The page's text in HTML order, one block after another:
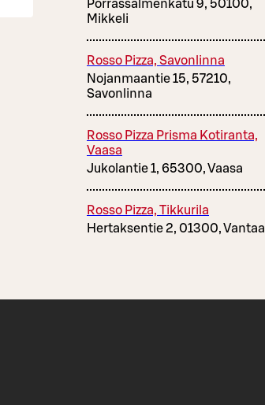
Porrassalmenkatu 9, 50100,
Mikkeli
Rosso Pizza, Savonlinna
Nojanmaantie 15, 57210,
Savonlinna
Rosso Pizza Prisma Kotiranta,
Vaasa
Jukolantie 1, 65300, Vaasa
Rosso Pizza, Tikkurila
Hertaksentie 2, 01300, Vantaa